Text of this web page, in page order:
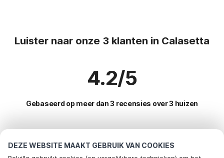
DEZE WEBSITE MAAKT GEBRUIK VAN COOKIES
Luister naar onze 3 klanten in Calasetta
4.2/5
Gebaseerd op meer dan 3 recensies over 3 huizen
Meest populaire bestemmingen voor